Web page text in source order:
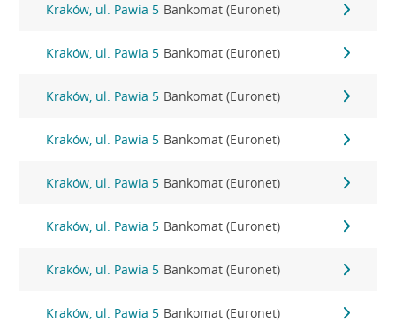
Kraków, ul. Pawia 5 Bankomat (Euronet)
Kraków, ul. Pawia 5 Bankomat (Euronet)
Kraków, ul. Pawia 5 Bankomat (Euronet)
Kraków, ul. Pawia 5 Bankomat (Euronet)
Kraków, ul. Pawia 5 Bankomat (Euronet)
Kraków, ul. Pawia 5 Bankomat (Euronet)
Kraków, ul. Pawia 5 Bankomat (Euronet)
Kraków, ul. Pawia 5 Bankomat (Euronet)